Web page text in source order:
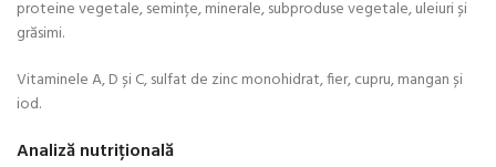
proteine vegetale, semințe, minerale, subproduse vegetale, uleiuri și
grăsimi.
Vitaminele A, D și C, sulfat de zinc monohidrat, fier, cupru, mangan și
iod.
Analiză nutrițională